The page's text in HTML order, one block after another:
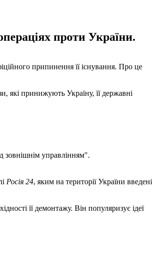
проти України.
припинення її існування. Про це
які принижують Україну, її державні
зовнішнім управлінням".
Росія 24, яким на території України введені
її демонтажу. Він популяризує ідеї